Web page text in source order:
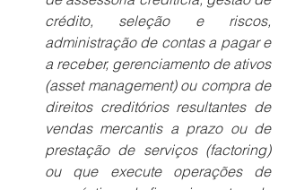
crédito, seleção e riscos,
administração de contas a pagar e
a receber, gerenciamento de ativos
(asset management) ou compra de
direitos creditórios resultantes de
vendas mercantis a prazo ou de
prestação de serviços (factoring)
ou que execute operações de